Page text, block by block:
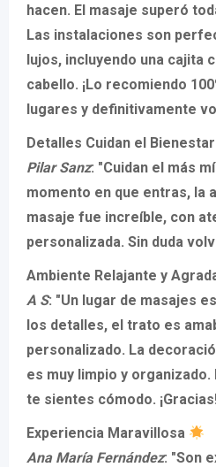
hacen. El masaje superó
Las instalaciones son
lujos, incluyendo una cajita
cabello. ¡Lo recomiendo
lugares y definitivamente
Detalles Cuidan el Bienestar
Pilar Sanz: "Cuidan el más
momento en que entras, la
masaje fue increíble, con
personalizada. Sin duda
Ambiente Relajante y
A S: "Un lugar de masajes
los detalles, el trato es
personalizado. La
es muy limpio y
te sientes cómodo.
Experiencia Maravillosa
Ana María Fernández: "Son